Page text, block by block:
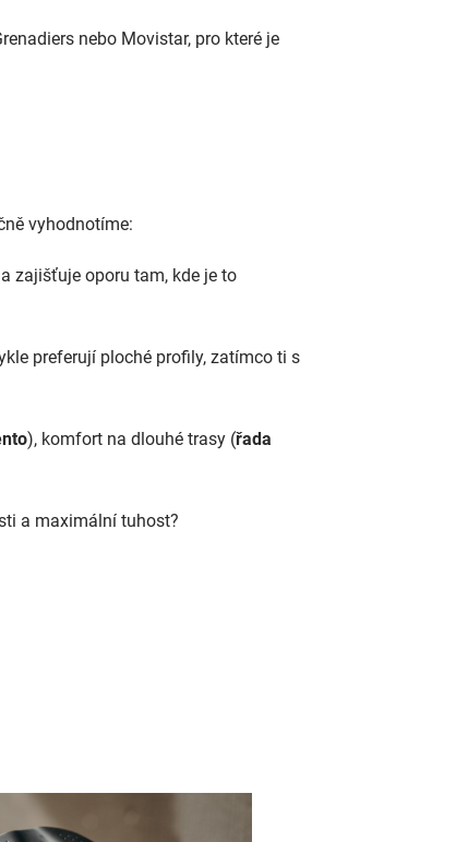
nebo Movistar, pro které je
vyhodnotíme:
zajišťuje oporu tam, kde je to
preferují ploché profily, zatímco ti s
), komfort na dlouhé trasy (řada
a maximální tuhost?